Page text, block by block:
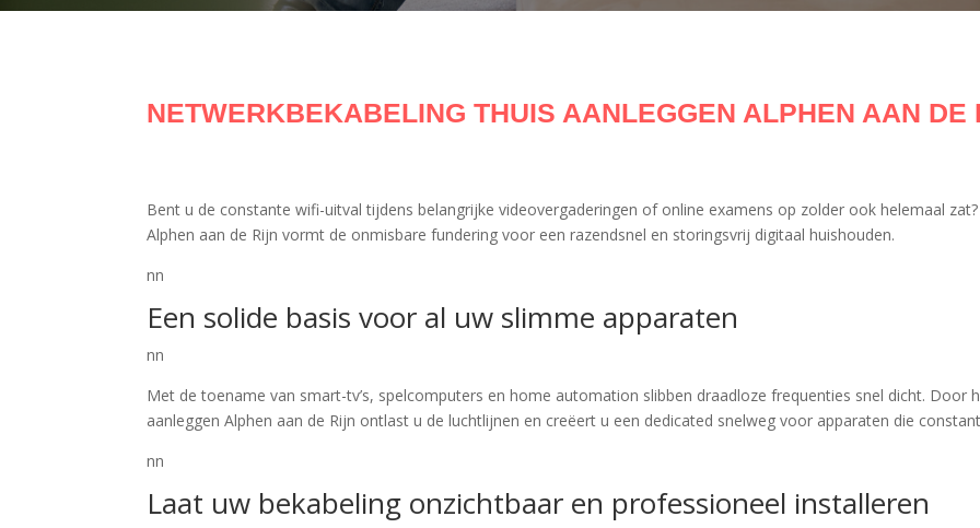
NETWERKBEKABELING THUIS AANLEGGEN ALPHEN AAN DE
Bent u de constante wifi-uitval tijdens belangrijke videovergaderingen of online examens op zolder ook helemaal
Alphen aan de Rijn vormt de onmisbare fundering voor een razendsnel en storingsvrij digitaal huishouden.
nn
Een solide basis voor al uw slimme apparaten
nn
Met de toename van smart-tv’s, spelcomputers en home automation slibben draadloze frequenties snel dicht. Door
aanleggen Alphen aan de Rijn ontlast u de luchtlijnen en creëert u een dedicated snelweg voor apparaten die
nn
Laat uw bekabeling onzichtbaar en professioneel installeren